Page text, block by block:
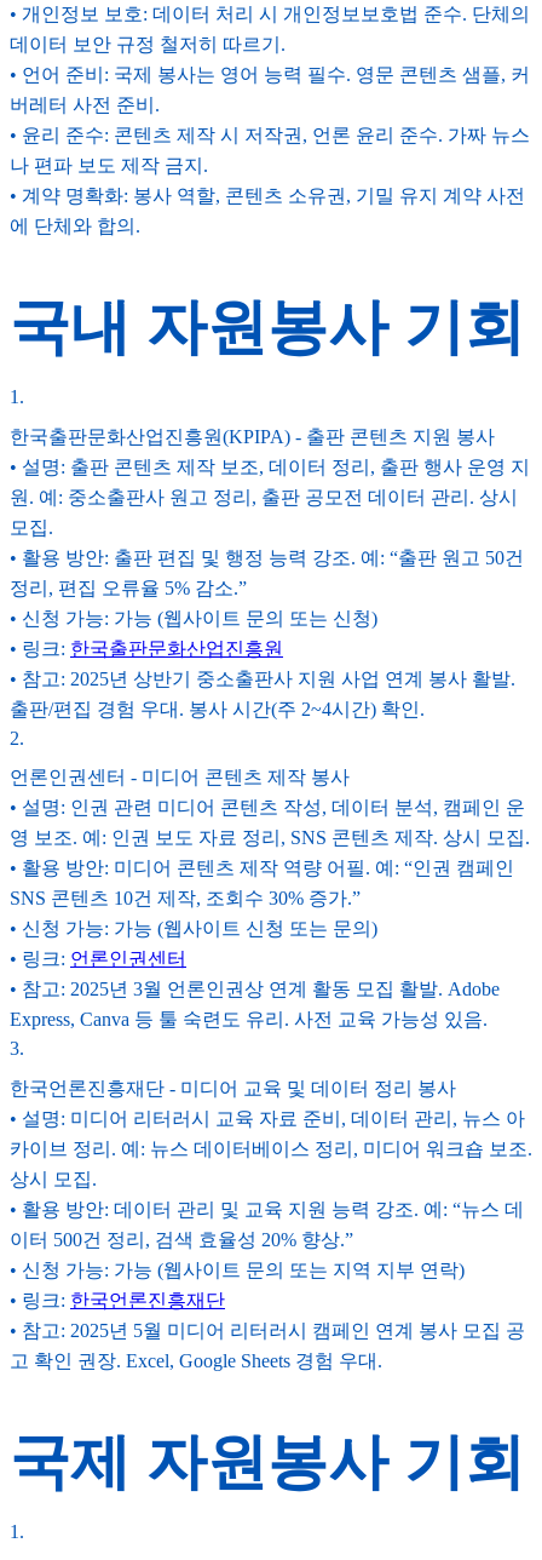
• 개인정보 보호: 데이터 처리 시 개인정보보호법 준수. 단체의
데이터 보안 규정 철저히 따르기.
• 언어 준비: 국제 봉사는 영어 능력 필수. 영문 콘텐츠 샘플, 커
버레터 사전 준비.
• 윤리 준수: 콘텐츠 제작 시 저작권, 언론 윤리 준수. 가짜 뉴스
나 편파 보도 제작 금지.
• 계약 명확화: 봉사 역할, 콘텐츠 소유권, 기밀 유지 계약 사전
에 단체와 합의.
국내 자원봉사 기회
1 .
한국출판문화산업진흥원(KPIPA) - 출판 콘텐츠 지원 봉사
• 설명: 출판 콘텐츠 제작 보조, 데이터 정리, 출판 행사 운영 지
원. 예: 중소출판사 원고 정리, 출판 공모전 데이터 관리. 상시
모집.
• 활용 방안: 출판 편집 및 행정 능력 강조. 예: “출판 원고 50건
정리, 편집 오류율 5% 감소.”
• 신청 가능: 가능 (웹사이트 문의 또는 신청)
• 링크: 한국출판문화산업진흥원
• 참고: 2025년 상반기 중소출판사 지원 사업 연계 봉사 활발.
출판/편집 경험 우대. 봉사 시간(주 2~4시간) 확인.
2.
언론인권센터 - 미디어 콘텐츠 제작 봉사
• 설명: 인권 관련 미디어 콘텐츠 작성, 데이터 분석, 캠페인 운
영 보조. 예: 인권 보도 자료 정리, SNS 콘텐츠 제작. 상시 모집.
• 활용 방안: 미디어 콘텐츠 제작 역량 어필. 예: “인권 캠페인
SNS 콘텐츠 10건 제작, 조회수 30% 증가.”
• 신청 가능: 가능 (웹사이트 신청 또는 문의)
• 링크: 언론인권센터
• 참고: 2025년 3월 언론인권상 연계 활동 모집 활발. Adobe
Express, Canva 등 툴 숙련도 유리. 사전 교육 가능성 있음.
3.
한국언론진흥재단 - 미디어 교육 및 데이터 정리 봉사
• 설명: 미디어 리터러시 교육 자료 준비, 데이터 관리, 뉴스 아
카이브 정리. 예: 뉴스 데이터베이스 정리, 미디어 워크숍 보조.
상시 모집.
• 활용 방안: 데이터 관리 및 교육 지원 능력 강조. 예: “뉴스 데
이터 500건 정리, 검색 효율성 20% 향상.”
• 신청 가능: 가능 (웹사이트 문의 또는 지역 지부 연락)
• 링크: 한국언론진흥재단
• 참고: 2025년 5월 미디어 리터러시 캠페인 연계 봉사 모집 공
고 확인 권장. Excel, Google Sheets 경험 우대.
국제 자원봉사 기회
1.